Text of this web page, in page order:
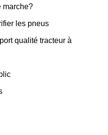
marche?
les pneus
qualité tracteur à